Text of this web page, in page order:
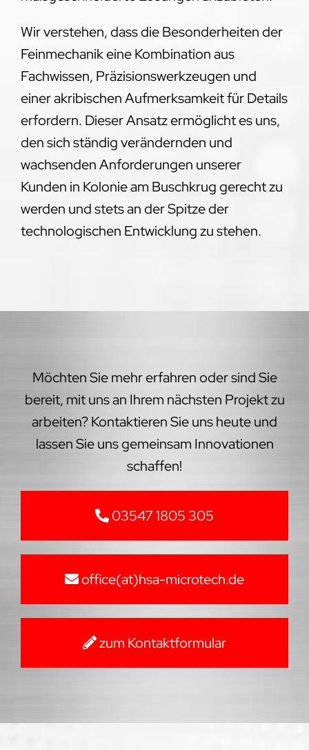
Wir verstehen, dass die Besonderheiten der
Feinmechanik eine Kombination aus
Fachwissen, Präzisionswerkzeugen und
einer akribischen Aufmerksamkeit für Details
erfordern. Dieser Ansatz ermöglicht es uns,
den sich ständig verändernden und
wachsenden Anforderungen unserer
Kunden in Kolonie am Buschkrug gerecht zu
werden und stets an der Spitze der
technologischen Entwicklung zu stehen.
Möchten Sie mehr erfahren oder sind Sie
bereit, mit uns an Ihrem nächsten Projekt zu
arbeiten? Kontaktieren Sie uns heute und
lassen Sie uns gemeinsam Innovationen
schaffen!
03547 1805 305
office(at)hsa-microtech.de
zum Kontaktformular